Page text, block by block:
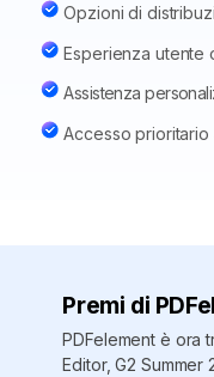
Opzioni di
Esperienza utente
Assistenza
Accesso prioritario
Premi di
PDFelement è ora
Editor, G2 Summer